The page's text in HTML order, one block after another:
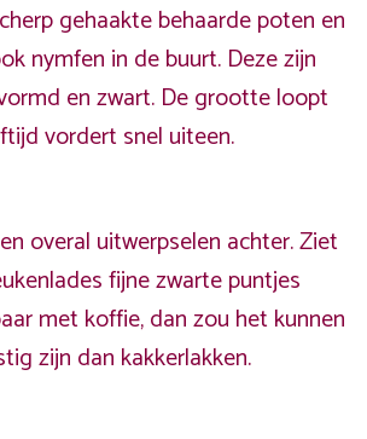
gehaakte behaarde poten en
nymfen in de buurt. Deze zijn
en zwart. De grootte loopt
vordert snel uiteen.
overal uitwerpselen achter. Ziet
fijne zwarte puntjes
met koffie, dan zou het kunnen
zijn dan kakkerlakken.